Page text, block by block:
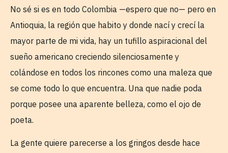
No sé si es en todo Colombia —espero que no— pero en
Antioquia, la región que habito y donde nací y crecí la
mayor parte de mi vida, hay un tufillo aspiracional del
sueño americano creciendo silenciosamente y
colándose en todos los rincones como una maleza que
se come todo lo que encuentra. Una que nadie poda
porque posee una aparente belleza, como el ojo de
poeta.
La gente quiere parecerse a los gringos desde hace